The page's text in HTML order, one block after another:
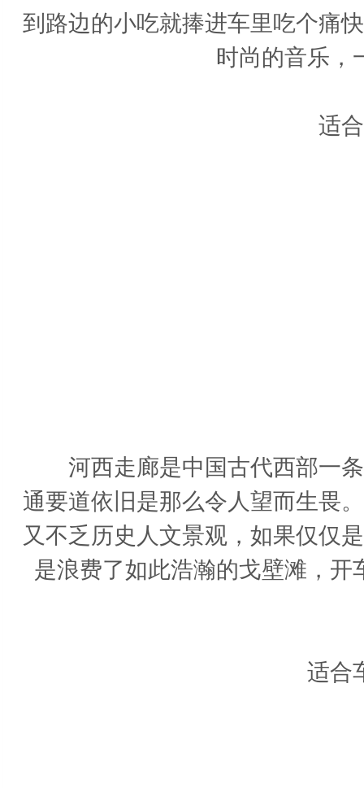
到路边的小吃就捧进车里吃个痛
时尚的音乐，
适合
河西走廊是中国古代西部一条
通要道依旧是那么令人望而生畏
又不乏历史人文景观，如果仅仅
是浪费了如此浩瀚的戈壁滩，
适合车